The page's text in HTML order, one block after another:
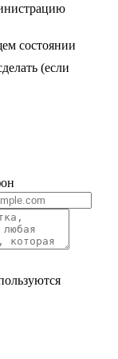
состоянии
(если